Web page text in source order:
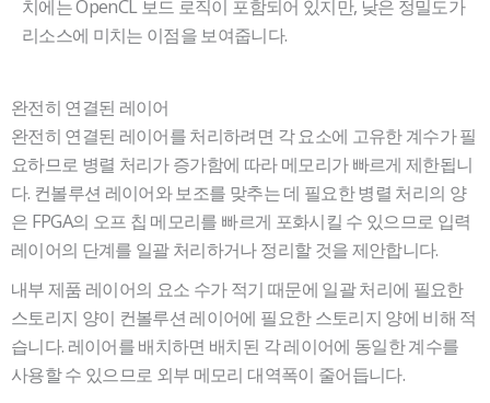
치에는 OpenCL 보드 로직이 포함되어 있지만, 낮은 정밀도가
리소스에 미치는 이점을 보여줍니다.
완전히 연결된 레이어
완전히 연결된 레이어를 처리하려면 각 요소에 고유한 계수가 필
요하므로 병렬 처리가 증가함에 따라 메모리가 빠르게 제한됩니
다. 컨볼루션 레이어와 보조를 맞추는 데 필요한 병렬 처리의 양
은 FPGA의 오프 칩 메모리를 빠르게 포화시킬 수 있으므로 입력
레이어의 단계를 일괄 처리하거나 정리할 것을 제안합니다.
내부 제품 레이어의 요소 수가 적기 때문에 일괄 처리에 필요한
스토리지 양이 컨볼루션 레이어에 필요한 스토리지 양에 비해 적
습니다. 레이어를 배치하면 배치된 각 레이어에 동일한 계수를
사용할 수 있으므로 외부 메모리 대역폭이 줄어듭니다.